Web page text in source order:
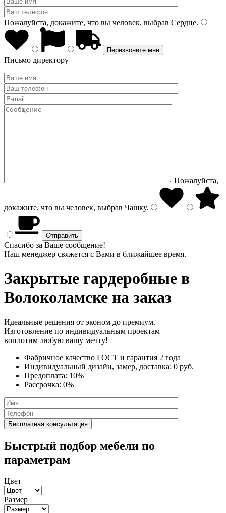
Пожалуйста, докажите, что вы человек, выбрав Сердце.
Письмо директору
Пожалуйста,
докажите, что вы человек, выбрав Чашку.
Спасибо за Ваше сообщение!
Наш менеджер свяжется с Вами в ближайшее время.
Закрытые гардеробные в
Волоколамске на заказ
Идеальные решения от эконом до премиум.
Изготовление по индивидуальным проектам —
воплотим любую вашу мечту!
Фабричное качество ГОСТ и гарантия 2 года
Индивидуальный дизайн, замер, доставка: 0 руб.
Предоплата: 10%
Рассрочка: 0%
Быстрый подбор мебели по
параметрам
Цвет
Размер